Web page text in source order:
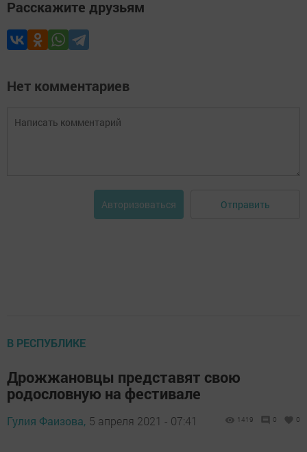
Расскажите друзьям
Нет комментариев
Авторизоваться Отправить
В РЕСПУБЛИКЕ
Дрожжановцы представят свою
родословную на фестивале
Гулия Фаизова, 5 апреля 2021 - 07:41 1419 0 0